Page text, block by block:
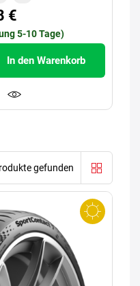
€
5-10 Tage)
In den Warenkorb
gefunden